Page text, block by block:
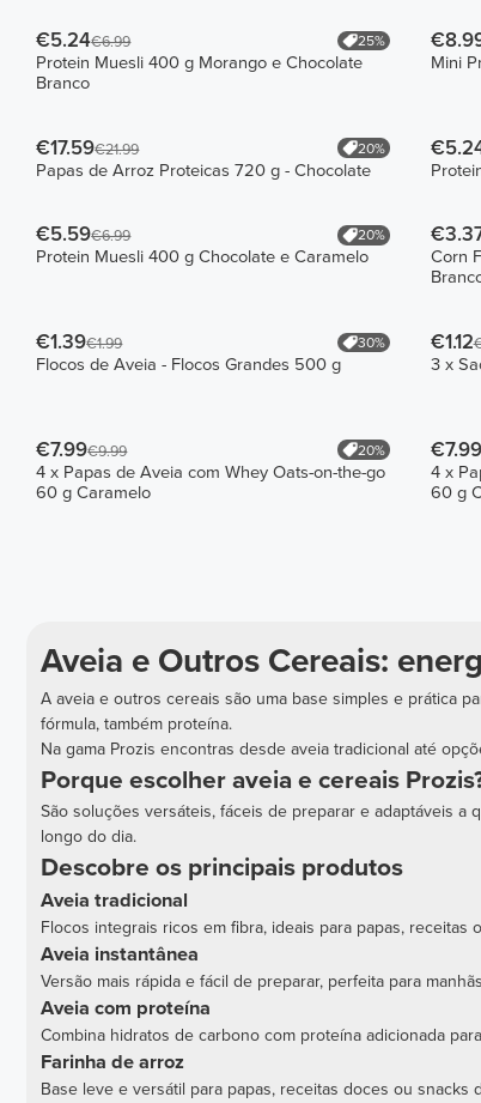
€5.24€6.99 25%
Protein Muesli 400 g Morango e Chocolate
Branco
Mini
€17.59€21.99 20%
Papas de Arroz Proteicas 720 g - Chocolate
€5.59€6.99 20%
Protein Muesli 400 g Chocolate e Caramelo
Corn
€1.39€1.99 30%
Flocos de Aveia - Flocos Grandes 500 g
€1.12
3 x
€7.99€9.99 20%
4 x Papas de Aveia com Whey Oats-on-the-go
60 g Caramelo
€7.99
4 x
60 g
Aveia e Outros Cereais:
A aveia e outros cereais são uma base simples e prática
fórmula, também proteína.
Na gama Prozis encontras desde aveia tradicional até
Porque escolher aveia e cereais
São soluções versáteis, fáceis de preparar e adaptáveis
longo do dia.
Descobre os principais produtos
Aveia tradicional
Flocos integrais ricos em fibra, ideais para papas, receitas
Aveia instantânea
Versão mais rápida e fácil de preparar, perfeita para
Aveia com proteína
Combina hidratos de carbono com proteína adicionada
Farinha de arroz
Base leve e versátil para papas, receitas doces ou snacks